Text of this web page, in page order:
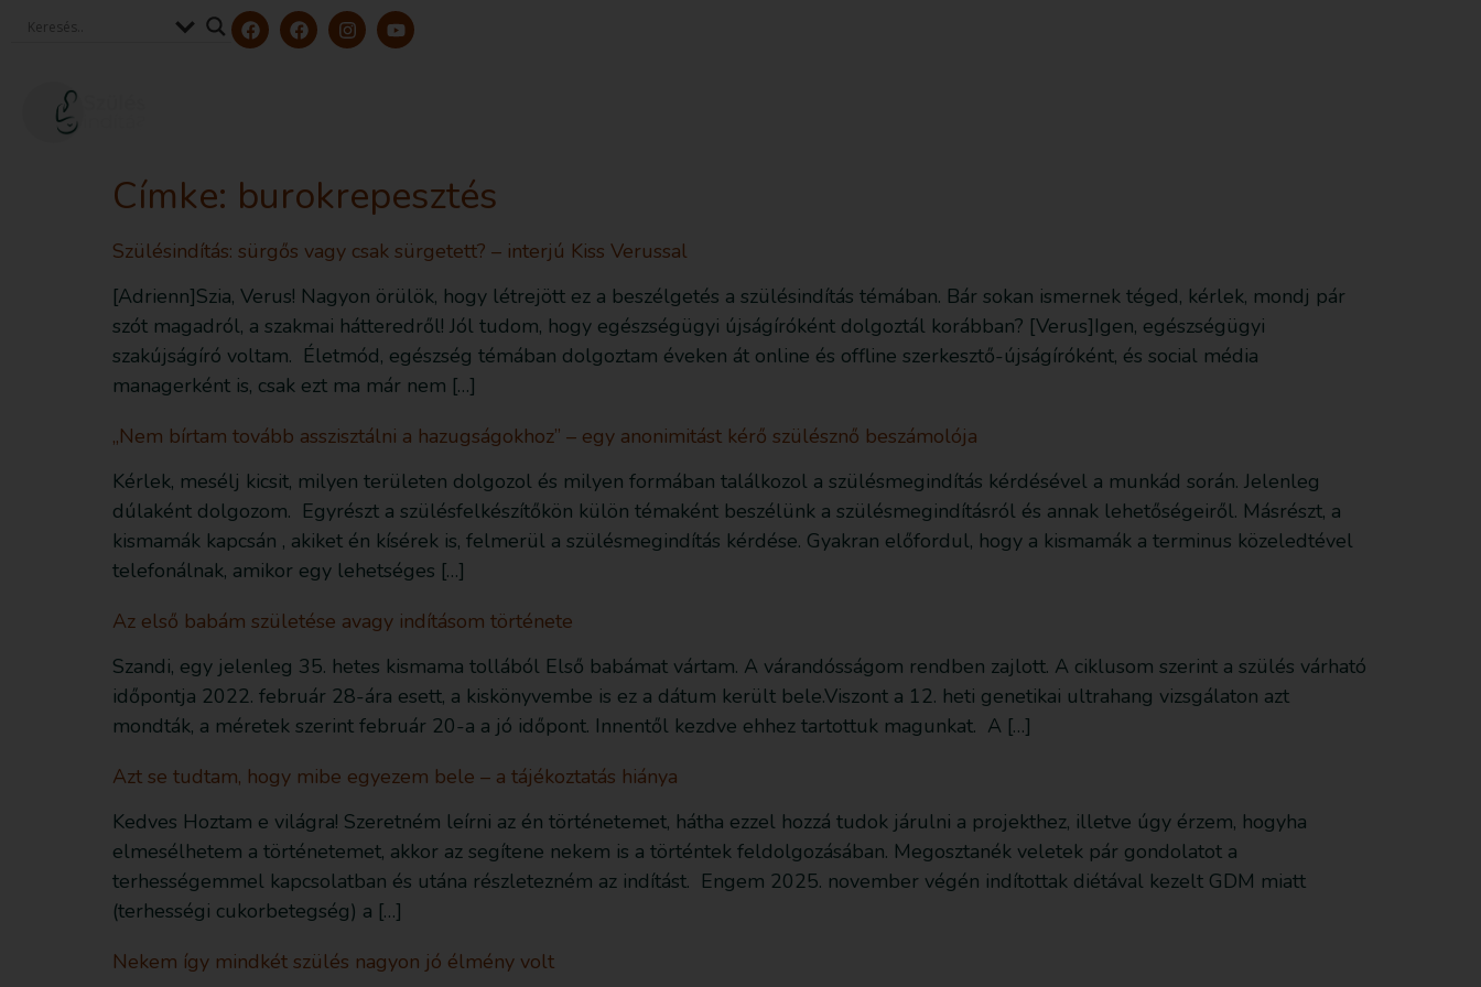
Címke: burokrepesztés
Szülésindítás: sürgős vagy csak sürgetett? – interjú Kiss Verussal
[Adrienn]Szia, Verus! Nagyon örülök, hogy létrejött ez a beszélgetés a szülésindítás témában. Bár sokan ismernek téged, kérlek, mondj pár
szót magadról, a szakmai hátteredről! Jól tudom, hogy egészségügyi újságíróként dolgoztál korábban? [Verus]Igen, egészségügyi
szakújságíró voltam. Életmód, egészség témában dolgoztam éveken át online és offline szerkesztő-újságíróként, és social média
managerként is, csak ezt ma már nem […]
„Nem bírtam tovább asszisztálni a hazugságokhoz” – egy anonimitást kérő szülésznő beszámolója
Kérlek, mesélj kicsit, milyen területen dolgozol és milyen formában találkozol a szülésmegindítás kérdésével a munkád során. Jelenleg
dúlaként dolgozom. Egyrészt a szülésfelkészítőkön külön témaként beszélünk a szülésmegindításról és annak lehetőségeiről. Másrészt, a
kismamák kapcsán , akiket én kísérek is, felmerül a szülésmegindítás kérdése. Gyakran előfordul, hogy a kismamák a terminus közeledtével
telefonálnak, amikor egy lehetséges […]
Az első babám születése avagy indításom története
Szandi, egy jelenleg 35. hetes kismama tollából Első babámat vártam. A várandósságom rendben zajlott. A ciklusom szerint a szülés várható
időpontja 2022. február 28-ára esett, a kiskönyvembe is ez a dátum került bele.Viszont a 12. heti genetikai ultrahang vizsgálaton azt
mondták, a méretek szerint február 20-a a jó időpont. Innentől kezdve ehhez tartottuk magunkat. A […]
Azt se tudtam, hogy mibe egyezem bele – a tájékoztatás hiánya
Kedves Hoztam e világra! Szeretném leírni az én történetemet, hátha ezzel hozzá tudok járulni a projekthez, illetve úgy érzem, hogyha
elmesélhetem a történetemet, akkor az segítene nekem is a történtek feldolgozásában. Megosztanék veletek pár gondolatot a
terhességemmel kapcsolatban és utána részletezném az indítást. Engem 2025. november végén indítottak diétával kezelt GDM miatt
(terhességi cukorbetegség) a […]
Nekem így mindkét szülés nagyon jó élmény volt